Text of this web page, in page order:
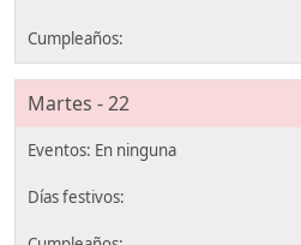
Martes - 22